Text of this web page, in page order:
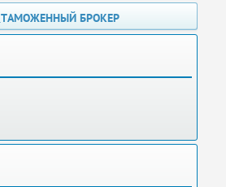
ТАМОЖЕННЫЙ БРОКЕР